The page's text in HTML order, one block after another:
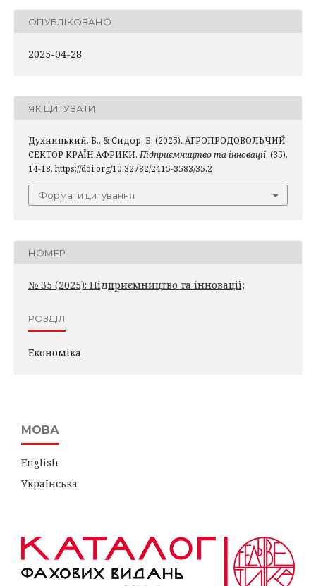
ОПУБЛІКОВАНО
2025-04-28
ЯК ЦИТУВАТИ
Духницький, Б., & Сидор, Б. (2025). АГРОПРОДОВОЛЬЧИЙ
СЕКТОР КРАЇН АФРИКИ. Підприємництво та інновації, (35),
14-18. https://doi.org/10.32782/2415-3583/35.2
Формати цитування
НОМЕР
№ 35 (2025): Підприємництво та інновації;
РОЗДІЛ
Економіка
МОВА
English
Українська